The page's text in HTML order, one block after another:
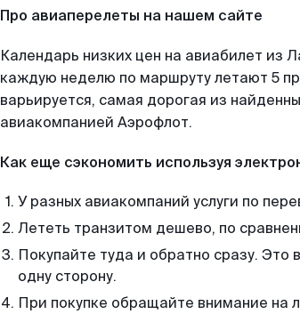
Про авиаперелеты на нашем сайте
Календарь низких цен на авиабилет из
каждую неделю по маршруту летают 5
варьируется, самая дорогая из
авиакомпанией Аэрофлот.
Как еще сэкономить используя
У разных авиакомпаний услуги по
Лететь транзитом дешево, по
Покупайте туда и обратно сразу.
одну сторону.
При покупке обращайте внимание на